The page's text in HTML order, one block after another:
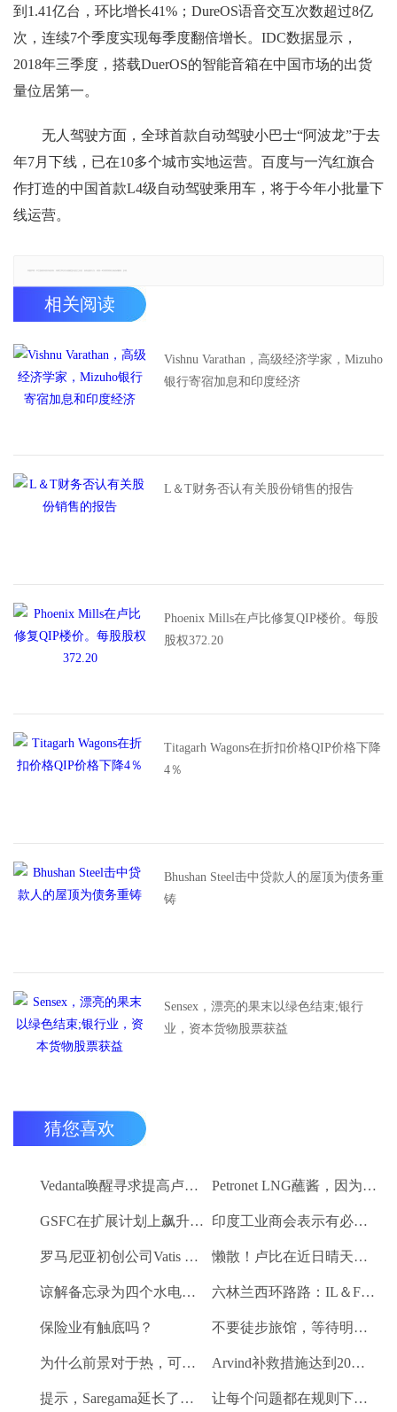
到1.41亿台，环比增长41%；DureOS语音交互次数超过8亿
次，连续7个季度实现每季度翻倍增长。IDC数据显示，
2018年三季度，搭载DuerOS的智能音箱在中国市场的出货
量位居第一。
无人驾驶方面，全球首款自动驾驶小巴士“阿波龙”于去
年7月下线，已在10多个城市实地运营。百度与一汽红旗合
作打造的中国首款L4级自动驾驶乘用车，将于今年小批量下
线运营。
相关阅读
Vishnu Varathan，高级经济学家，Mizuho
银行寄宿加息和印度经济
L＆T财务否认有关股份销售的报告
Phoenix Mills在卢比修复QIP楼价。每股
股权372.20
Titagarh Wagons在折扣价格QIP价格下降
4％
Bhushan Steel击中贷款人的屋顶为债务重
铸
Sensex，漂亮的果末以绿色结束;银行
业，资本货物股票获益
猜您喜欢
Vedanta唤醒寻求提高卢比。25-30亿卢比 Petronet LNG蘸酱，因为RBI禁令新鲜FII购买
GSFC在扩展计划上飙升2％ 印度工业商会表示有必要进一步推动家庭消费和私人投资
罗马尼亚初创公司Vatis Tech为其人工智能在线语音识别平台筹集了20万欧元 懒散！卢比在近日晴天结束
谅解备忘录为四个水电项目的发展，总容量为293兆瓦 六林兰西环路路：IL＆FS运输汇编2％
保险业有触底吗？ 不要徒步旅馆，等待明确的工资和价格通胀迹象，IMF告诉喂养
为什么前景对于热，可再生和石油和天然气项目稳定？ Arvind补救措施达到20％的上路
提示，Saregama延长了强大的卷 让每个问题都在规则下讨论议会：PM Modi.